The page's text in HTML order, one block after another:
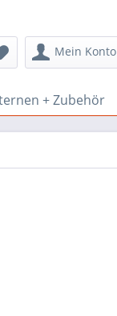
Mein Konto
+ Zubehör